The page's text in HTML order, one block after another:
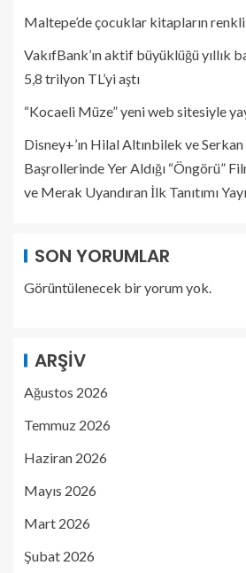
Maltepe’de çocuklar kitapların
VakıfBank’ın aktif büyüklüğü yıllık
5,8 trilyon TL’yi aştı
“Kocaeli Müze” yeni web sitesiyle
Disney+’ın Hilal Altınbilek ve Serkan
Başrollerinde Yer Aldığı “Öngörü”
ve Merak Uyandıran İlk Tanıtımı
SON YORUMLAR
Görüntülenecek bir yorum yok.
ARŞIV
Ağustos 2026
Temmuz 2026
Haziran 2026
Mayıs 2026
Mart 2026
Şubat 2026